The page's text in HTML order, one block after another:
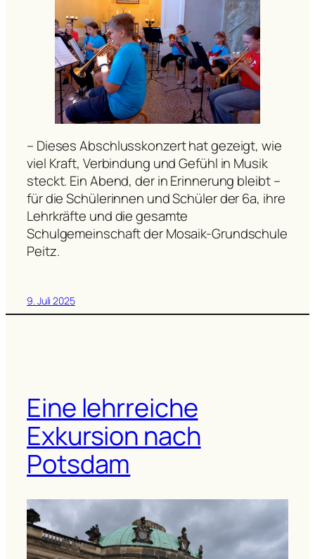
– Dieses Abschlusskonzert hat gezeigt, wie
viel Kraft, Verbindung und Gefühl in Musik
steckt. Ein Abend, der in Erinnerung bleibt –
für die Schülerinnen und Schüler der 6a, ihre
Lehrkräfte und die gesamte
Schulgemeinschaft der Mosaik-Grundschule
Peitz.
9. Juli 2025
Eine lehrreiche
Exkursion nach
Potsdam